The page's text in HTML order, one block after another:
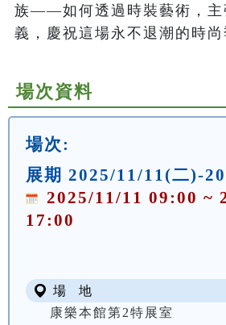
族——如何透過時裝藝術，主
義，慶祝這場永不退潮的時尚
場次資料
場次:
展期 2025/11/11(二)-
2025/11/11 09:00 ~
17:00
場 地
康樂本館第2特展室